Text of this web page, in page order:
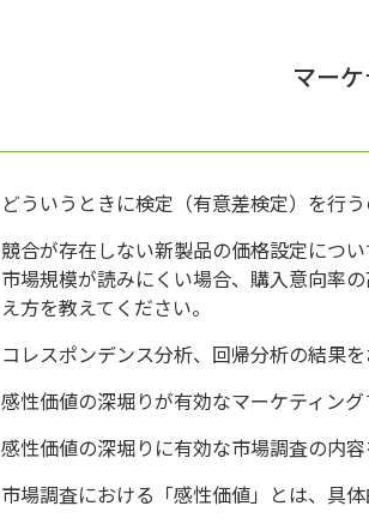
マー
どういうときに検定（有意差検定）を行
競合が存在しない新製品の価格設定につ
市場規模が読みにくい場合、購入意向率
え方を教えてください。
コレスポンデンス分析、回帰分析の結果
感性価値の深堀りが有効なマーケティング
感性価値の深堀りに有効な市場調査の内容
市場調査における「感性価値」とは、具